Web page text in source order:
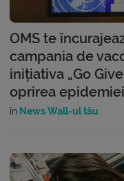
OMS te
campania de
inițiativa „Go
oprirea epidemiei
în News Wall-ul tău